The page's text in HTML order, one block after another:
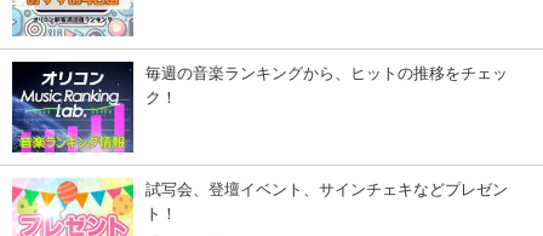
毎週の音楽ランキングから、ヒットの推移をチェッ
ク！
試写会、登壇イベント、サインチェキなどプレゼン
ト！